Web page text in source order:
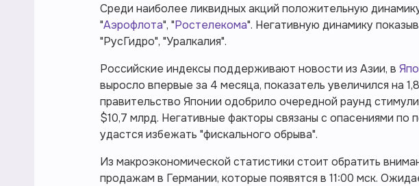
Среди наиболее ликвидных акций положительную
"Аэрофлота", "Ростелекома". Негативную динамику
"РусГидро", "Уралкалия".
Российские индексы поддерживают новости из Азии, в
выросло впервые за 4 месяца, показатель увеличился на
правительство Японии одобрило очередной раунд
$10,7 млрд. Негативные факторы связаны с опасениями по
удастся избежать "фискального обрыва".
Из макроэкономической статистики стоит обратить
продажам в Германии, которые появятся в 11:00 мск.